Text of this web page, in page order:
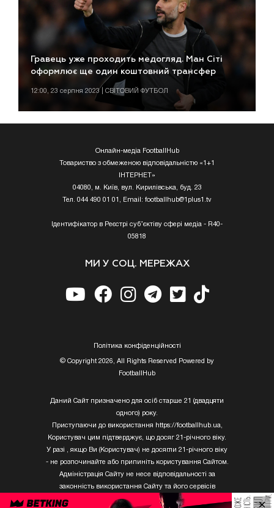
Гравець уже проходить медогляд. Ман Сіті
оформлює ще один коштовний трансфер
12:00, 23 серпня 2023 | СВІТОВИЙ ФУТБОЛ
Онлайн-медіа FootballHub
Товариство з обмеженою відповідальністю «1+1
ІНТЕРНЕТ»
04080, м. Київ, вул. Кирилівська, буд. 23
Тел. 044 490 01 01, Email: footballhub@1plus1.tv
Ідентифікатор в Реєстрі суб’єктіву сфері медіа - R40-
05818
МИ У СОЦ. МЕРЕЖАХ
Полiтика конфiденцiйностi
© Copyright 2026, All Rights Reserved Powered by
FootballHub
Даний Сайт призначено для осіб старше 21 (двадцяти
одного) року.
Приступаючи до використання https://footballhub.ua,
Користувач цим підтверджує, що досяг 21-річного віку.
У разі , якщо Ви (Користувач) не досягли 21-річного віку
- не розпочинайте або припиніть користування Сайтом.
Адміністрація Сайту не несе відповідальності за
законність використання Сайту та його сервісів
Користувачем, який не досяг 21-річного віку.
×